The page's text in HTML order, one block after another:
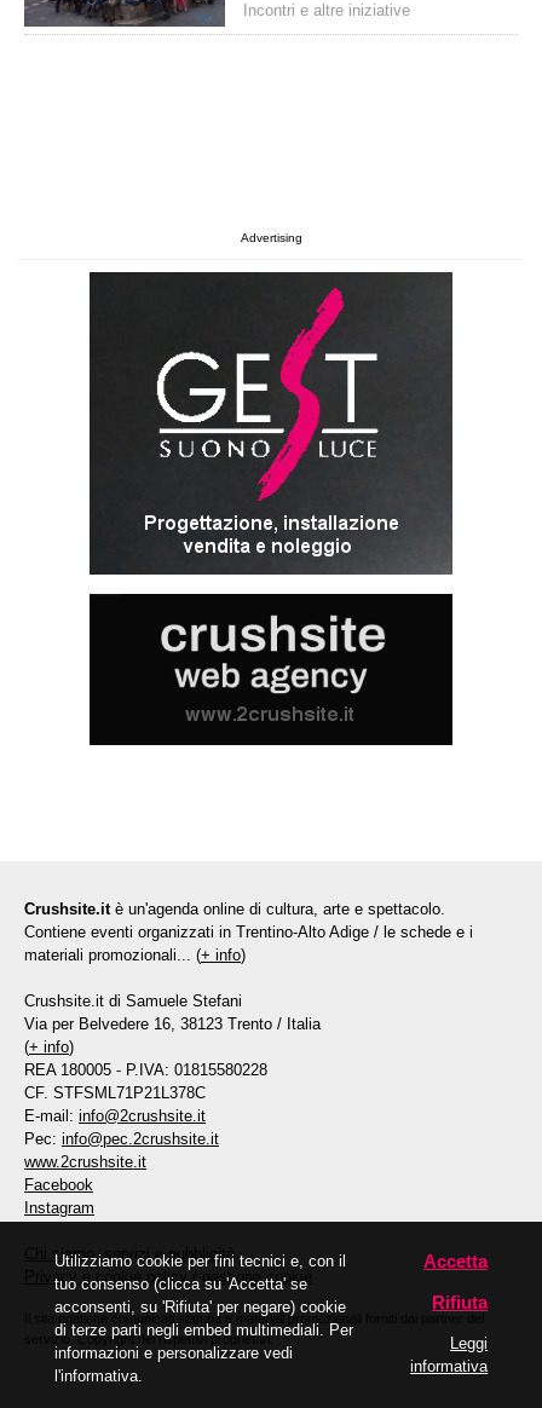
Incontri e altre iniziative
Advertising
Crushsite.it è un'agenda online di cultura, arte e spettacolo.
Contiene eventi organizzati in Trentino-Alto Adige / le schede e i
materiali promozionali... (+ info)
Crushsite.it di Samuele Stefani
Via per Belvedere 16, 38123 Trento / Italia
(+ info)
REA 180005 - P.IVA: 01815580228
CF. STFSML71P21L378C
E-mail: info@2crushsite.it
Pec: info@pec.2crushsite.it
www.2crushsite.it
Facebook
Instagram
Chi siamo, servizi e pubblicità
Privacy e cookie policy/ gestione cookie
Il sito contiene comunicati stampa e materiali promozionali forniti dai partner del
servizio. Copyright dei rispettivi proprietari.
Utilizziamo cookie per fini tecnici e, con il
tuo consenso (clicca su 'Accetta' se
acconsenti, su 'Rifiuta' per negare) cookie
di terze parti negli embed multimediali. Per
informazioni e personalizzare vedi
l'informativa.
Accetta
Rifiuta
Leggi
informativa